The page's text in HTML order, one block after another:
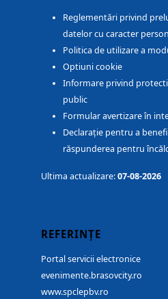
Reglementări privind
datelor cu caracter
Politica de utilizare a
Optiuni cookie
Informare privind
public
Formular avertizare în
Declarație pentru a
răspunderea pentru
Ultima actualizare:07-08-2026
REFERINȚE
Portal servicii electronice
evenimente.brasovcity.ro
www.spclepbv.ro